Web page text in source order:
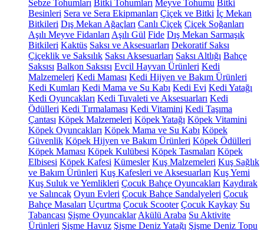
Sebze Tohumları Bitki Tohumları Meyve Tohumu Bitki
Besinleri Sera ve Sera Ekipmanları Çiçek ve Bitki İç Mekan
Bitkileri Dış Mekan Ağaçları Canlı Çiçek Çiçek Soğanları
Aşılı Meyve Fidanları Aşılı Gül Fide Dış Mekan Sarmaşık
Bitkileri Kaktüs Saksı ve Aksesuarları Dekoratif Saksı
Çiçeklik ve Saksılık Saksı Aksesuarları Saksı Altlığı Bahçe
Saksısı Balkon Saksısı Evcil Hayvan Ürünleri Kedi
Malzemeleri Kedi Maması Kedi Hijyen ve Bakım Ürünleri
Kedi Kumları Kedi Mama ve Su Kabı Kedi Evi Kedi Yatağı
Kedi Oyuncakları Kedi Tuvaleti ve Aksesuarları Kedi
Ödülleri Kedi Tırmalaması Kedi Vitamini Kedi Taşıma
Çantası Köpek Malzemeleri Köpek Yatağı Köpek Vitamini
Köpek Oyuncakları Köpek Mama ve Su Kabı Köpek
Güvenlik Köpek Hijyen ve Bakım Ürünleri Köpek Ödülleri
Köpek Maması Köpek Kulübesi Köpek Tasmaları Köpek
Elbisesi Köpek Kafesi Kümesler Kuş Malzemeleri Kuş Sağlık
ve Bakım Ürünleri Kuş Kafesleri ve Aksesuarları Kuş Yemi
Kuş Suluk ve Yemlikleri Çocuk Bahçe Oyuncakları Kaydırak
ve Salıncak Oyun Evleri Çocuk Bahçe Sandalyeleri Çocuk
Bahçe Masaları Uçurtma Çocuk Scooter Çocuk Kaykay Su
Tabancası Şişme Oyuncaklar Akülü Araba Su Aktivite
Ürünleri Şişme Havuz Şişme Deniz Yatağı Şişme Deniz Topu